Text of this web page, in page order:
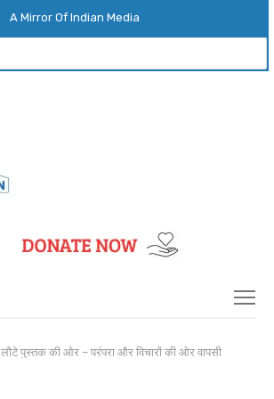
A Mirror Of Indian Media
लौटे पुस्तक की ओर – परंपरा और विचारों की ओर वापसी